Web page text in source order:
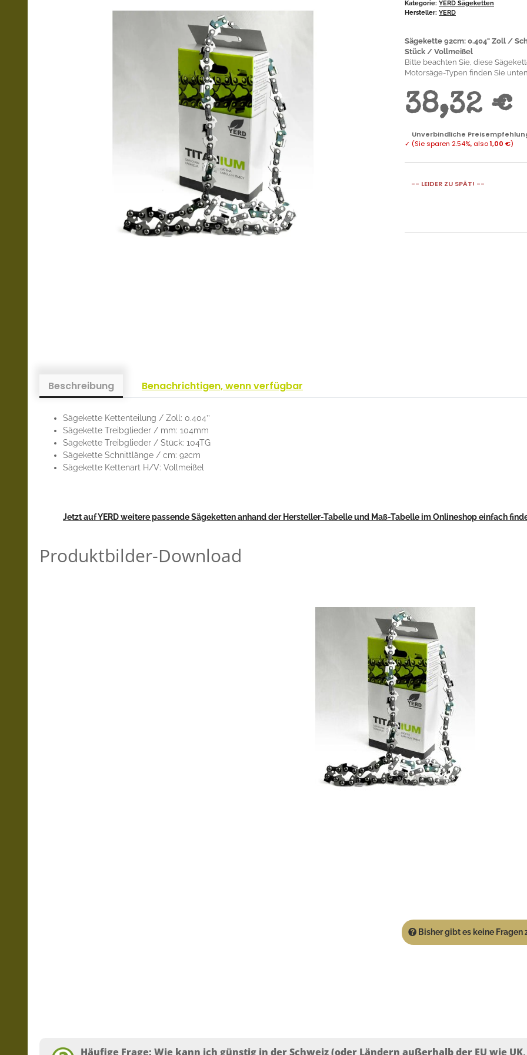
Kategorie: YERD Sägeketten
Hersteller: YERD
Sägekette 92cm: 0.404" Zoll /
Stück / Vollmeißel
Bitte beachten Sie, diese
Motorsäge-Typen finden Sie
38,32 €
Unverbindliche
✓ (Sie sparen 2.54%, also1,00 €)
-- LEIDER ZU SPÄT! --
Beschreibung Benachrichtigen, wenn verfügbar
Sägekette Kettenteilung / Zoll: 0.404’’
Sägekette Treibglieder / mm: 104mm
Sägekette Treibglieder / Stück: 104TG
Sägekette Schnittlänge / cm: 92cm
Sägekette Kettenart H/V: Vollmeißel
Jetzt auf YERD weitere passende Sägeketten anhand der Hersteller-Tabelle und Maß-Tabelle im Onlineshop einfach
Produktbilder-Download
Bisher gibt es keine Fragen
Häufige Frage: Wie kann ich günstig in der Schweiz (oder Ländern außerhalb der EU wie